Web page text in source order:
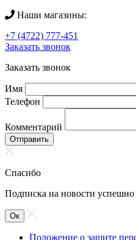
Наши магазины:
+7 (4722) 777-451
Заказать звонок
Заказать звонок
Имя
Телефон
Комментарий
Отправить
Спасибо
Подписка на новости
Ок
Положение о защите